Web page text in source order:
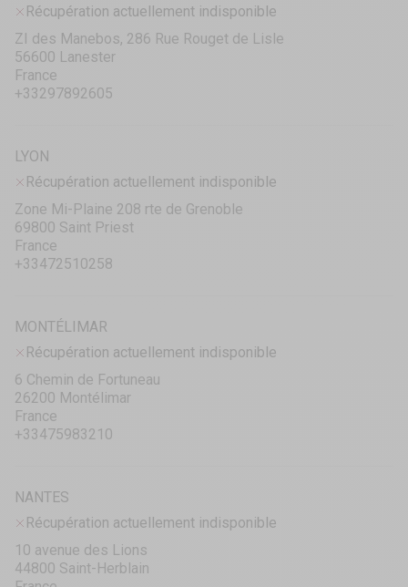
Récupération actuellement indisponible
ZI des Manebos, 286 Rue Rouget de Lisle
56600 Lanester
France
+33297892605
LYON
Récupération actuellement indisponible
Zone Mi-Plaine 208 rte de Grenoble
69800 Saint Priest
France
+33472510258
MONTÉLIMAR
Récupération actuellement indisponible
6 Chemin de Fortuneau
26200 Montélimar
France
+33475983210
NANTES
Récupération actuellement indisponible
10 avenue des Lions
44800 Saint-Herblain